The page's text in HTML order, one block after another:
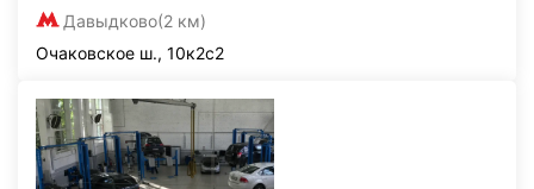
Давыдково(2 км)
Очаковское ш., 10к2с2